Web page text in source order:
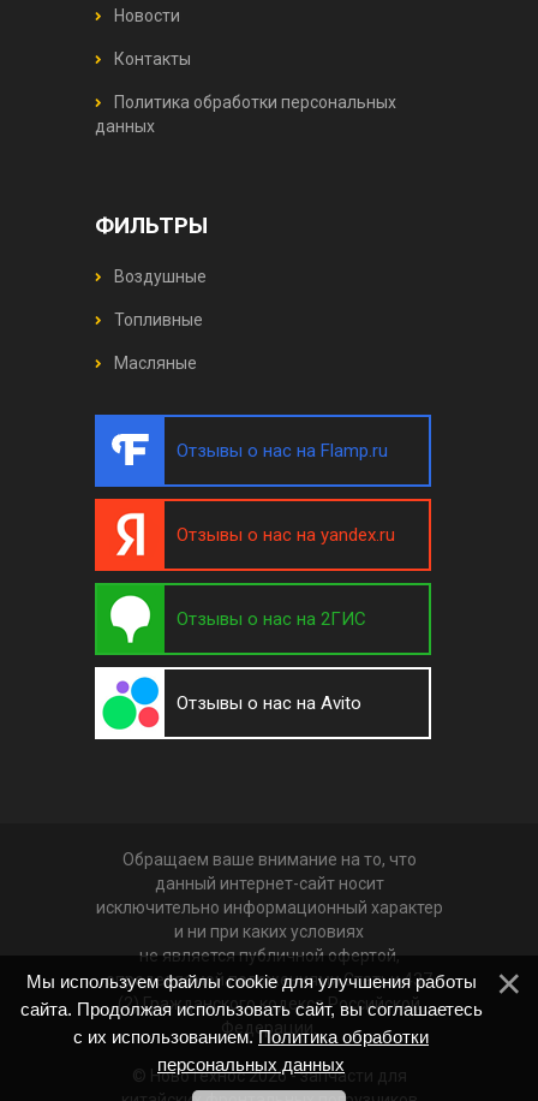
Новости
Контакты
Политика обработки персональных
данных
ФИЛЬТРЫ
Воздушные
Топливные
Масляные
Отзывы о нас на Flamp.ru
Отзывы о нас на yandex.ru
Отзывы о нас на 2ГИС
Отзывы о нас на Avito
Обращаем ваше внимание на то, что
данный интернет-сайт носит
исключительно информационный характер
и ни при каких условиях
не является публичной офертой,
определяемой положениями Статьи 437
(2) Гражданского кодекса Российской
Федерации.
© НовоТехнос 2026 -запчасти для
Мы используем файлы cookie для улучшения работы
сайта. Продолжая использовать сайт, вы соглашаетесь
с их использованием.Политика обработки
персональных данных